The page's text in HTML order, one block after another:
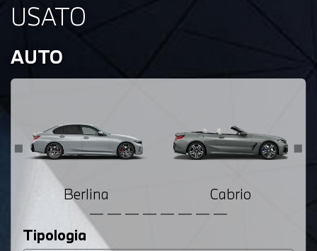
USATO
AUTO
Berlina Cabrio
Tipologia